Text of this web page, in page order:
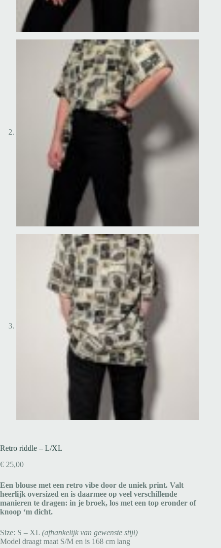
Retro riddle – L/XL
€ 25,00
Een blouse met een retro vibe door de uniek print. Valt
heerlijk oversized en is daarmee op veel verschillende
manieren te dragen: in je broek, los met een top eronder of
knoop ‘m dicht.
Size: S – XL (afhankelijk van gewenste stijl)
Model draagt maat S/M en is 168 cm lang